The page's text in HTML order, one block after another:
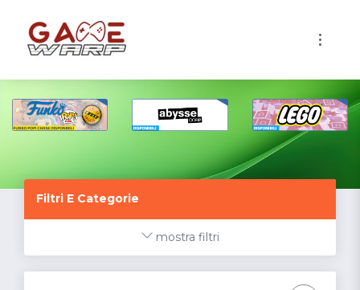
Filtri E Categorie
mostra filtri